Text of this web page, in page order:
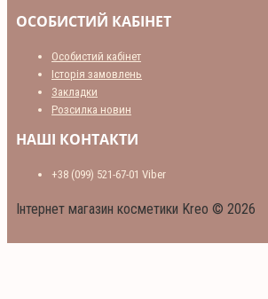
ОСОБИСТИЙ КАБІНЕТ
Особистий кабінет
Історія замовлень
Закладки
Розсилка новин
НАШІ КОНТАКТИ
+38 (099) 521-67-01 Viber
Інтернет магазин косметики Kreo © 2026